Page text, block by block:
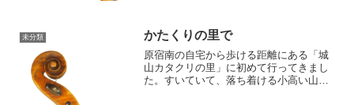
未分類 かたくりの里で
原宿南の自宅から歩ける距離にある「城
山カタクリの里」に初めて行ってきまし
た。すいていて、落ち着ける小高い山を